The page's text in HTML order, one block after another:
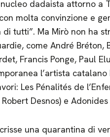
dadaista attorno a
molta convinzione e
tutti”. Ma Mirò non ha
come André Bréton,
Francis Ponge, Paul
l’artista
Les Pénalités de
Desnos) e
una quarantina di